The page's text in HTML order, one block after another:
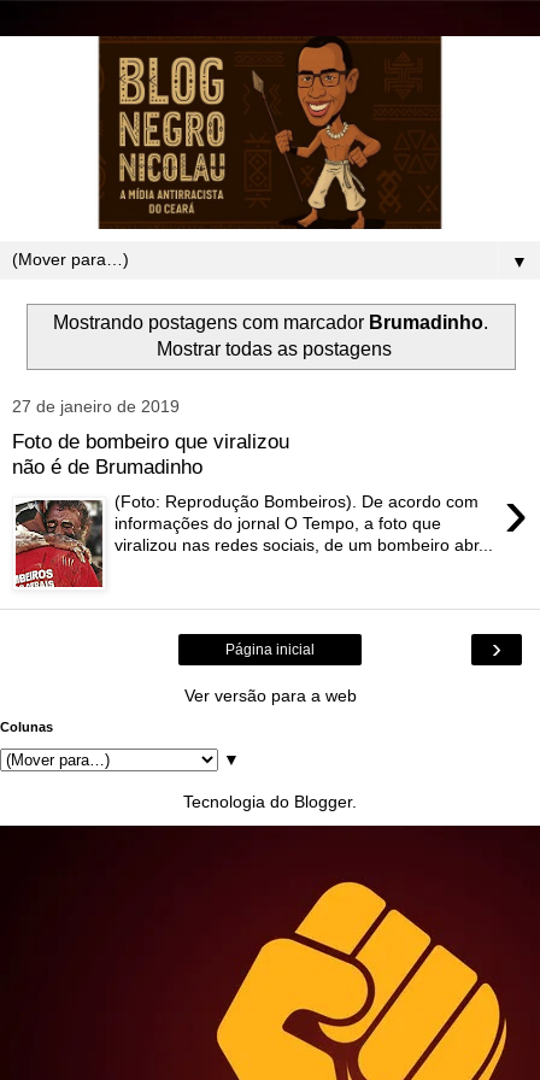
▼
Mostrando postagens com marcador Brumadinho.
Mostrar todas as postagens
27 de janeiro de 2019
Foto de bombeiro que viralizou
não é de Brumadinho
›
(Foto: Reprodução Bombeiros). De acordo com
informações do jornal O Tempo, a foto que
viralizou nas redes sociais, de um bombeiro abr...
›
Página inicial
Ver versão para a web
Colunas
▼
Tecnologia do Blogger.